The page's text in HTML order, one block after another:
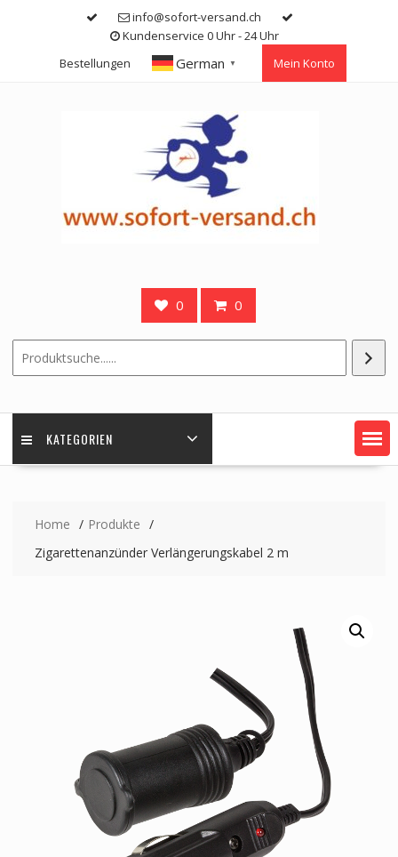
info@sofort-versand.ch
Kundenservice 0 Uhr - 24 Uhr
Bestellungen
German ▼ Mein Konto
0 0
KATEGORIEN
Home
Produkte
Zigarettenanzünder Verlängerungskabel 2 m